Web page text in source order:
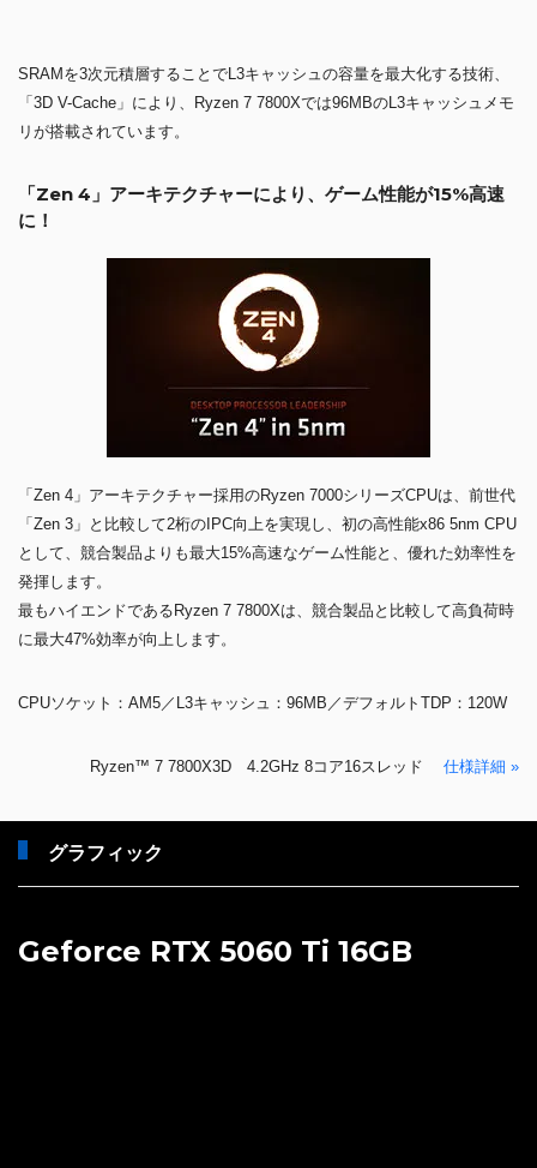
「Zen 4」アーキテクチャーにより、ゲーム性能が15%高速
に！
「Zen 4」アーキテクチャー採用のRyzen 7000シリーズCPUは、前世代
「Zen 3」と比較して2桁のIPC向上を実現し、初の高性能x86 5nm CPU
最もハイエンドであるRyzen 7 7800Xは、競合製品と比較して高負荷時
に最大47%効率が向上します。
CPUソケット：AM5／L3キャッシュ：96MB／デフォルトTDP：120W
Geforce RTX 5060 Ti 16GB